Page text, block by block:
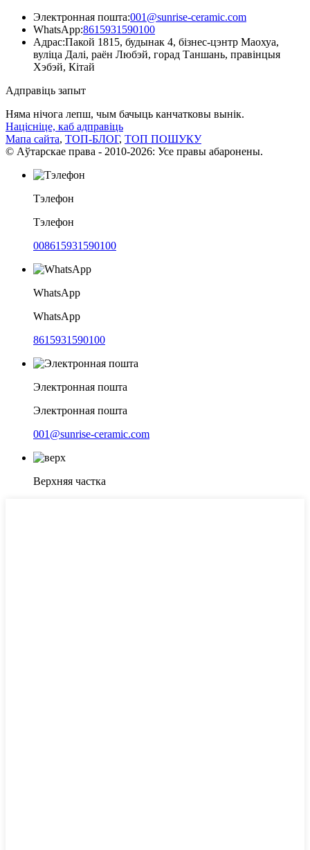
Электронная пошта:001@sunrise-ceramic.com
WhatsApp:8615931590100
Адрас:Пакой 1815, будынак 4, бізнес-цэнтр Маохуа,
вуліца Далі, раён Любэй, горад Таншань, правінцыя
Хэбэй, Кітай
Адправіць запыт
Няма нічога лепш, чым бачыць канчатковы вынік.
Націсніце, каб адправіць
Мапа сайта, ТОП-БЛОГ, ТОП ПОШУКУ
© Аўтарскае права - 2010-2026: Усе правы абаронены.
Тэлефон
Тэлефон
008615931590100
WhatsApp
WhatsApp
8615931590100
Электронная пошта
Электронная пошта
001@sunrise-ceramic.com
Верхняя частка